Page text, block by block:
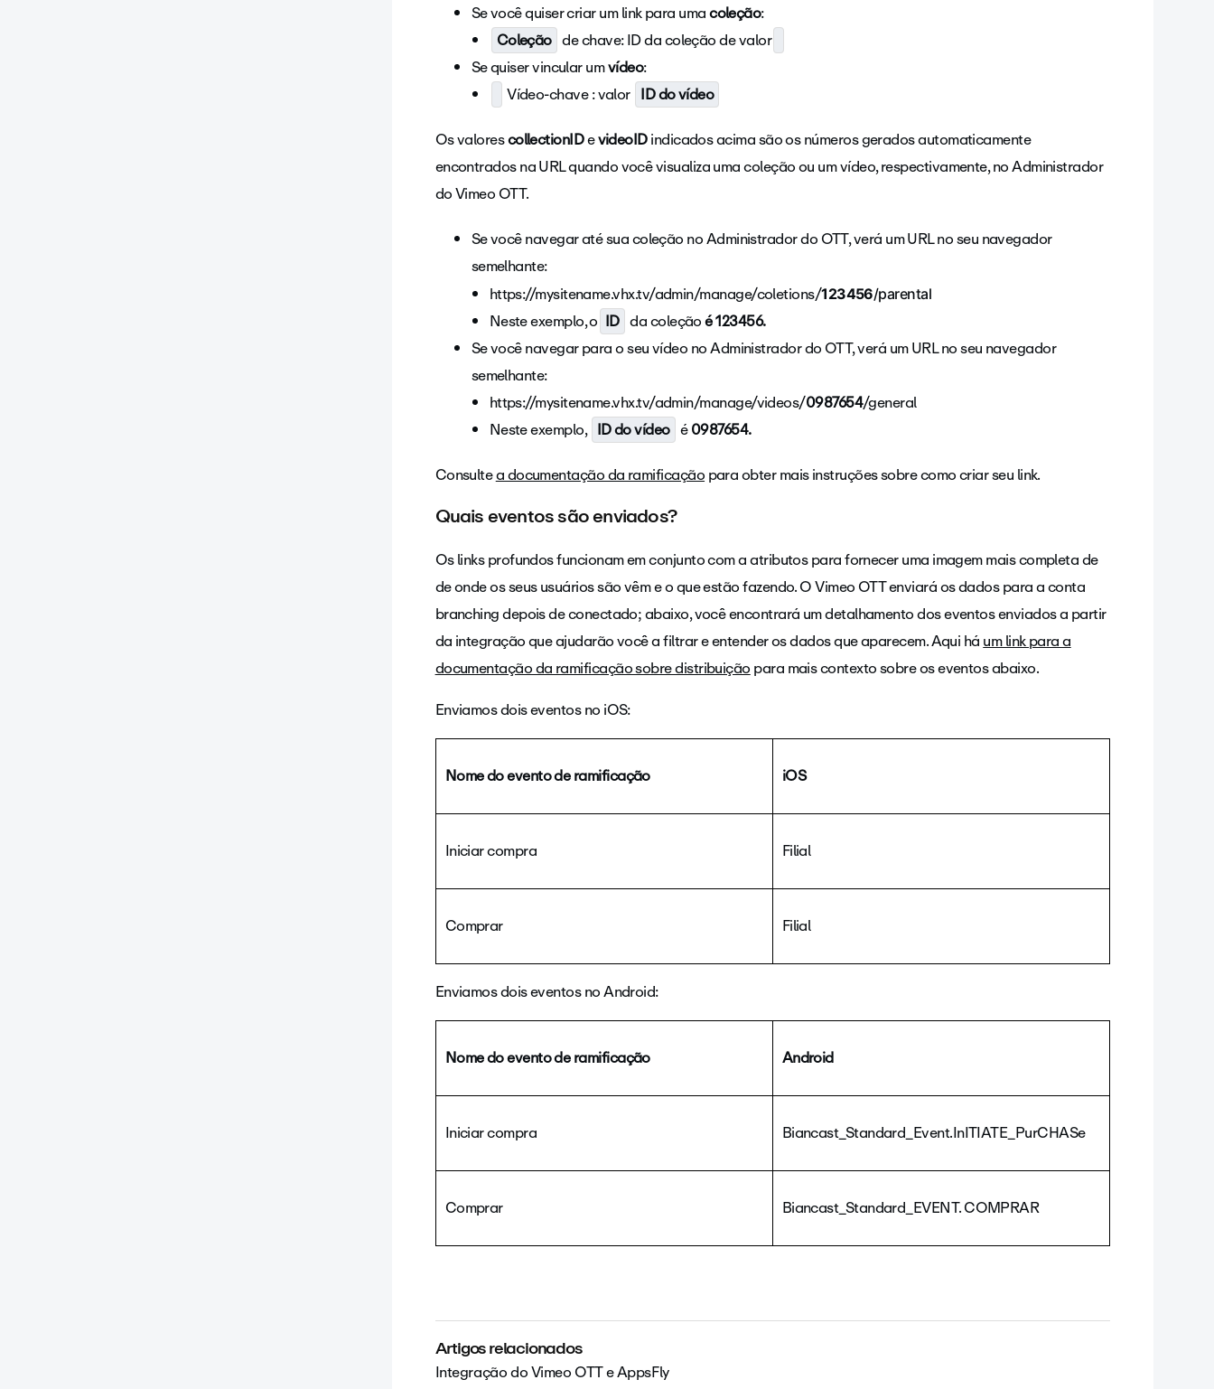
Se você quiser criar um link para umacoleção:
Coleção de chave: ID da coleção de valor
Se quiser vincular umvídeo:
Vídeo-chave : valor ID do vídeo
Os valorescollectionIDevideoIDindicados acima são os números gerados automaticamente
encontrados na URL quando você visualiza uma coleção ou um vídeo, respectivamente, no Administrador
do Vimeo OTT.
Se você navegar até sua coleção no Administrador do OTT, verá um URL no seu navegador
semelhante:
https://mysitename.vhx.tv/admin/manage/coletions/123456/parental
Neste exemplo, o ID da coleçãoé 123456.
Se você navegar para o seu vídeo no Administrador do OTT, verá um URL no seu navegador
semelhante:
https://mysitename.vhx.tv/admin/manage/videos/0987654/general
Neste exemplo, ID do vídeo é0987654.
Consultea documentação da ramificaçãopara obter mais instruções sobre como criar seu link.
Quais eventos são enviados?
Os links profundos funcionam em conjunto com a atributos para fornecer uma imagem mais completa de
de onde os seus usuários são vêm e o que estão fazendo. O Vimeo OTT enviará os dados para a conta
branching depois de conectado; abaixo, você encontrará um detalhamento dos eventos enviados a partir
da integração que ajudarão você a filtrar e entender os dados que aparecem. Aqui háum link para a
documentação da ramificação sobre distribuiçãopara mais contexto sobre os eventos abaixo.
Enviamos dois eventos no iOS:
Nome do evento de ramificação iOS
Iniciar compra Filial
Comprar Filial
Enviamos dois eventos no Android:
Nome do evento de ramificação Android
Iniciar compra Biancast_Standard_Event.InITIATE_PurCHASe
Comprar Biancast_Standard_EVENT. COMPRAR
Artigos relacionados
Integração do Vimeo OTT e AppsFly